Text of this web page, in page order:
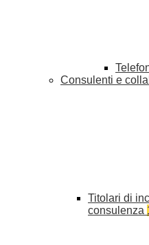
Consulenti e
Titolari di
consulenza